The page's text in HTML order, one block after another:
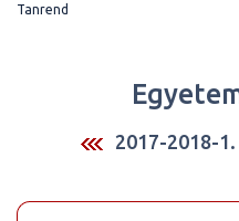
Tanrend
2017-2018-